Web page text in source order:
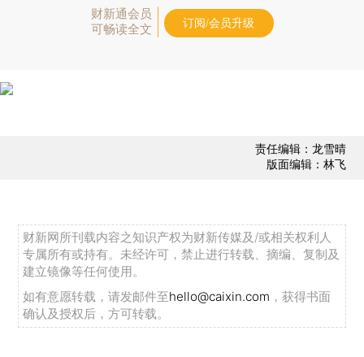
财新通会员
可畅读全文
订阅/会员升级
责任编辑：龙雪晴
版面编辑：林飞
财新网所刊载内容之知识产权为财新传媒及/或相关权利人
专属所有或持有。未经许可，禁止进行转载、摘编、复制及
建立镜像等任何使用。
如有意愿转载，请发邮件至hello@caixin.com ，获得书面
确认及授权后，方可转载。